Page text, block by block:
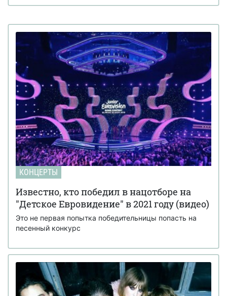
КОНЦЕРТЫ
Известно, кто победил в нацотборе на
"Детское Евровидение" в 2021 году (видео)
Это не первая попытка победительницы попасть на
песенный конкурс